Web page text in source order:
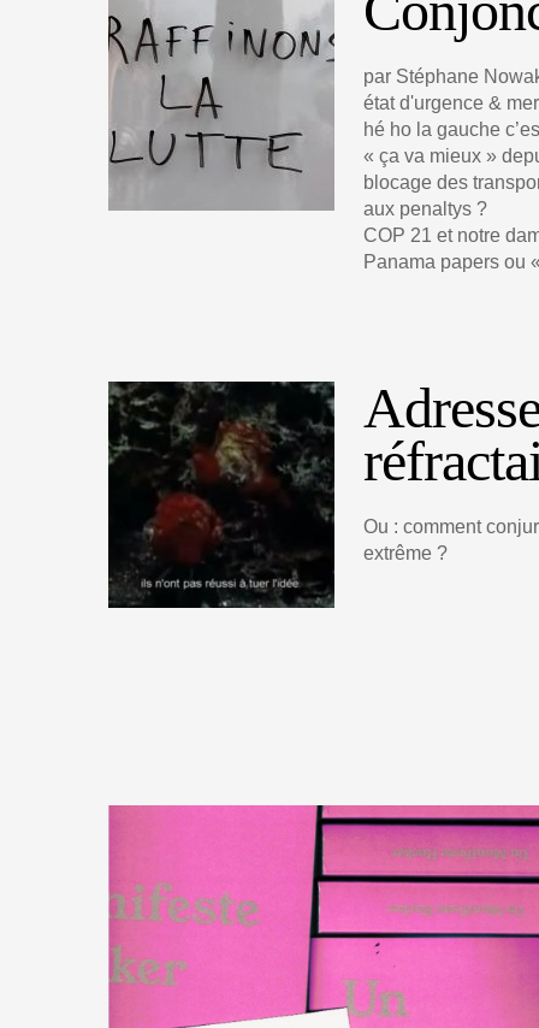
par Stéphane
état d'urgence &
hé ho la gauche
« ça va mieux »
blocage des
aux penaltys ?
COP 21 et notre
Panama papers ou
Ou : comment
extrême ?